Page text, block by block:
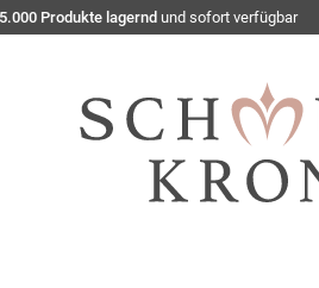
Produkte lagernd und sofort verfügbar